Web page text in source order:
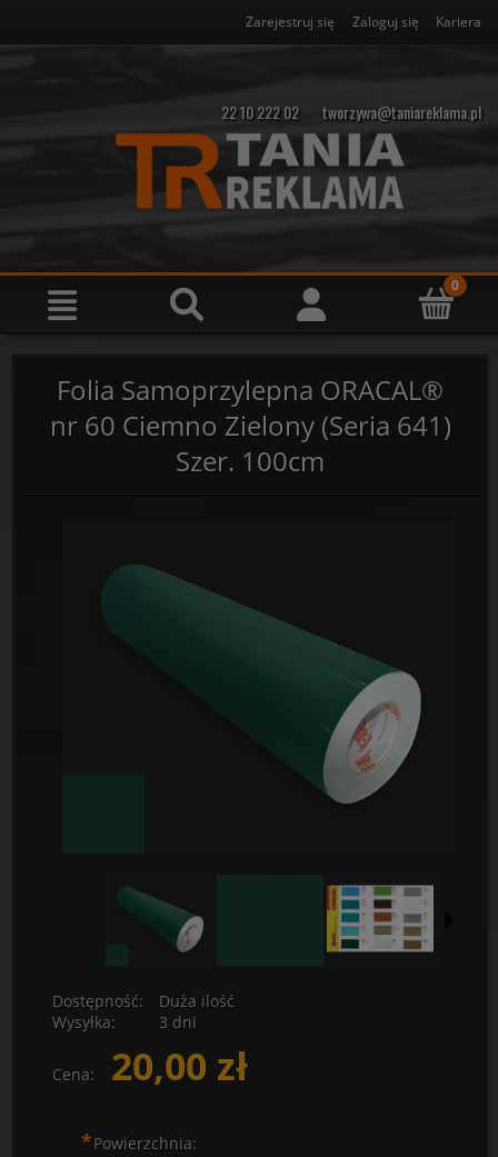
Zarejestruj się Zaloguj się Kariera
22 10 222 02 tworzywa@taniareklama.pl
Folia Samoprzylepna ORACAL®
nr 60 Ciemno Zielony (Seria 641)
Szer. 100cm
Dostępność:
Duża ilość
Wysyłka:
3 dni
Cena: 20,00 zł
*Powierzchnia: